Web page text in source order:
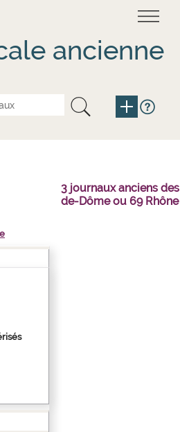
ancienne
3 journaux anciens
de-Dôme ou 69